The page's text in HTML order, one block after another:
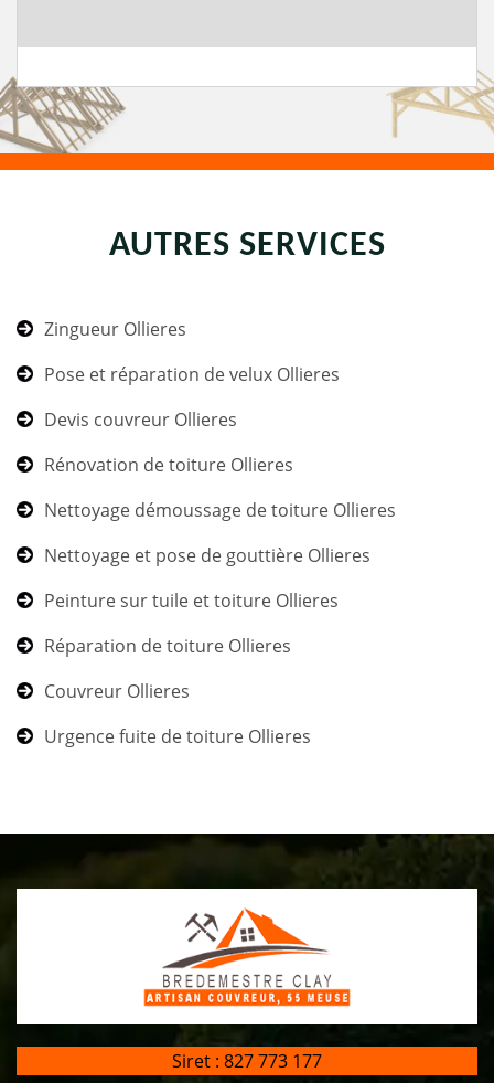
AUTRES SERVICES
Zingueur Ollieres
Pose et réparation de velux Ollieres
Devis couvreur Ollieres
Rénovation de toiture Ollieres
Nettoyage démoussage de toiture Ollieres
Nettoyage et pose de gouttière Ollieres
Peinture sur tuile et toiture Ollieres
Réparation de toiture Ollieres
Couvreur Ollieres
Urgence fuite de toiture Ollieres
Siret : 827 773 177